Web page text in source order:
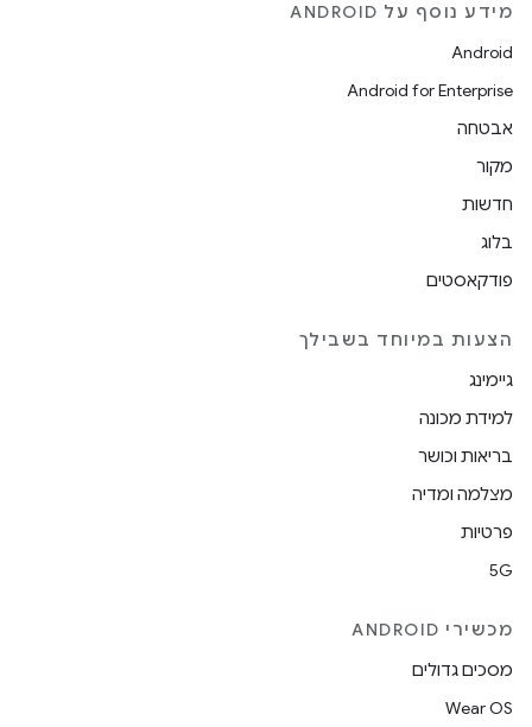
מידע נוסף על ANDROID
Android
Android for Enterprise
אבטחה
מקור
חדשות
בלוג
פודקאסטים
הצעות במיוחד בשבילך
גיימינג
למידת מכונה
בריאות וכושר
מצלמה ומדיה
פרטיות
5G
מכשירי ANDROID
מסכים גדולים
Wear OS